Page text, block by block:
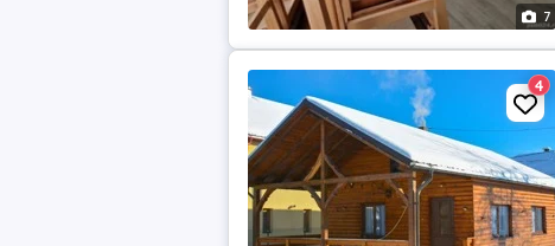
7
4